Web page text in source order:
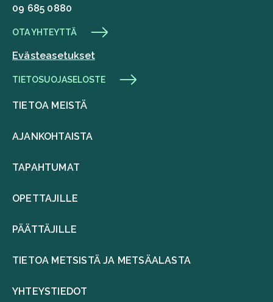
09 685 0880
OTA YHTEYTTÄ
Evästeasetukset
TIETOSUOJASELOSTE
TIETOA MEISTÄ
AJANKOHTAISTA
TAPAHTUMAT
OPETTAJILLE
PÄÄTTÄJILLE
TIETOA METSISTÄ JA METSÄALASTA
YHTEYSTIEDOT